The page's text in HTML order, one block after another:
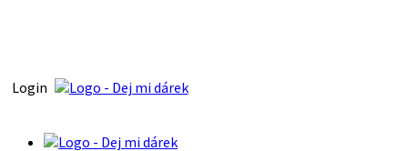
Login